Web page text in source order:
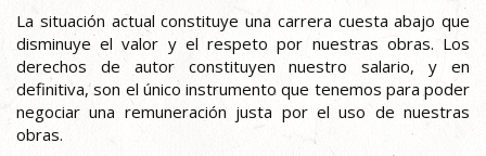
La situación actual constituye una carrera cuesta abajo que
disminuye el valor y el respeto por nuestras obras. Los
derechos de autor constituyen nuestro salario, y en
definitiva, son el único instrumento que tenemos para poder
negociar una remuneración justa por el uso de nuestras
obras.